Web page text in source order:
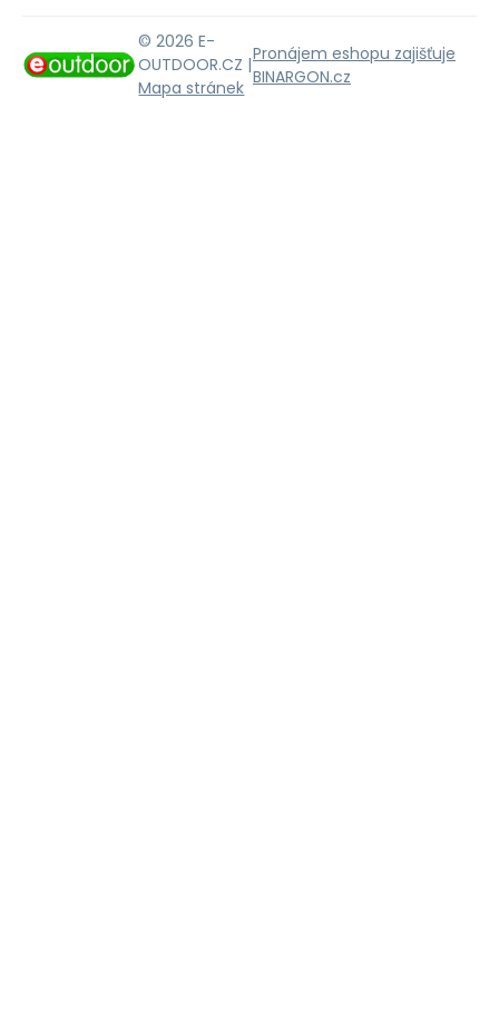
© 2026 E-
OUTDOOR.CZ |
Mapa stránek
Pronájem eshopu zajišťuje
BINARGON.cz